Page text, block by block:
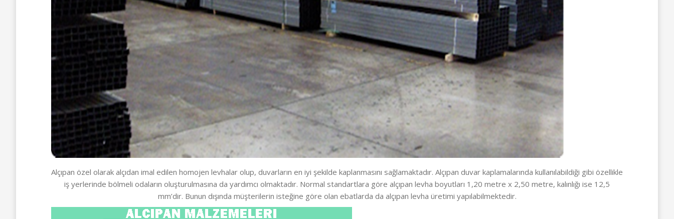
Alçıpan özel olarak alçıdan imal edilen homojen levhalar olup, duvarların en iyi şekilde kaplanmasını sağlamaktadır. Alçıpan duvar kaplamalarında kullanılabildiği gibi özellikle
iş yerlerinde bölmeli odaların oluşturulmasına da yardımcı olmaktadır. Normal standartlara göre alçıpan levha boyutları 1,20 metre x 2,50 metre, kalınlığı ise 12,5
mm’dir. Bunun dışında müşterilerin isteğine göre olan ebatlarda da alçıpan levha üretimi yapılabilmektedir.